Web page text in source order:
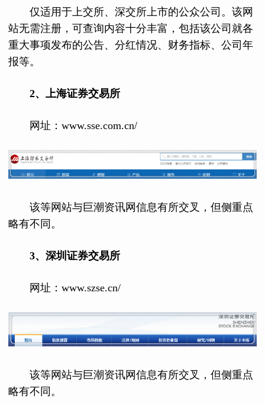
仅适用于上交所、深交所上市的公众公司。该网
站无需注册，可查询内容十分丰富，包括该公司就各
重大事项发布的公告、分红情况、财务指标、公司年
报等。
2、上海证券交易所
网址：www.sse.com.cn/
该等网站与巨潮资讯网信息有所交叉，但侧重点
略有不同。
3、深圳证券交易所
网址：www.szse.cn/
该等网站与巨潮资讯网信息有所交叉，但侧重点
略有不同。